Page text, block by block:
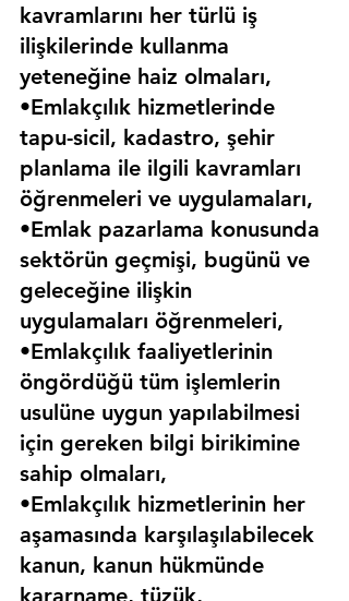
kavramlarını her türlü iş
ilişkilerinde kullanma
yeteneğine haiz olmaları,
•Emlakçılık hizmetlerinde
tapu-sicil, kadastro, şehir
planlama ile ilgili kavramları
öğrenmeleri ve uygulamaları,
•Emlak pazarlama konusunda
sektörün geçmişi, bugünü ve
geleceğine ilişkin
uygulamaları öğrenmeleri,
•Emlakçılık faaliyetlerinin
öngördüğü tüm işlemlerin
usulüne uygun yapılabilmesi
için gereken bilgi birikimine
sahip olmaları,
•Emlakçılık hizmetlerinin her
aşamasında karşılaşılabilecek
kanun, kanun hükmünde
kararname, tüzük,